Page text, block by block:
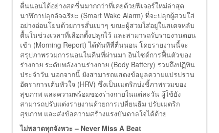
ตื่นนอนได้อย่างสดชื่นมากกว่าที่เคยด้วยฟีเจอร์ใหม่ล่าสุด
นาฬิกาปลุกอัจฉริยะ (Smart Wake Alarm) ที่จะปลุกผู้สวมใส่
อย่างอ่อนโยนด้วยการสั่นเบาๆ ขณะผู้สวมใส่อยู่ในสเตจหลับ
ตื้นในช่วงเวลาที่เลือกตั้งปลุกไว้ และสามารถรับรายงานตอน
เช้า (Morning Report) ได้ทันทีที่ตื่นนอน โดยรายงานนี้จะ
สรุปภาพรวมการนอนในคืนที่ผ่านมา อินไซด์การฟื้นตัวของ
ร่างกาย ระดับพลังงานร่างกาย (Body Battery) รวมถึงปฏิทิน
ประจำวัน นอกจากนี้ ยังสามารถแสดงข้อมูลความแปรปรวน
อัตราการเต้นหัวใจ (HRV) ซึ่งเป็นเมตริกบ่งชี้ภาพรวมของ
สุขภาพ และความพร้อมของร่างกายในแต่ละวัน ผู้ใช้ยัง
สามารถปรับแต่งรายงานด้วยการเปลี่ยนธีม ปรับเมตริก
สุขภาพ และส่งข้อความสร้างแรงบันดาลใจได้ด้วย
ไม่พลาดทุกจังหวะ – Never Miss A Beat